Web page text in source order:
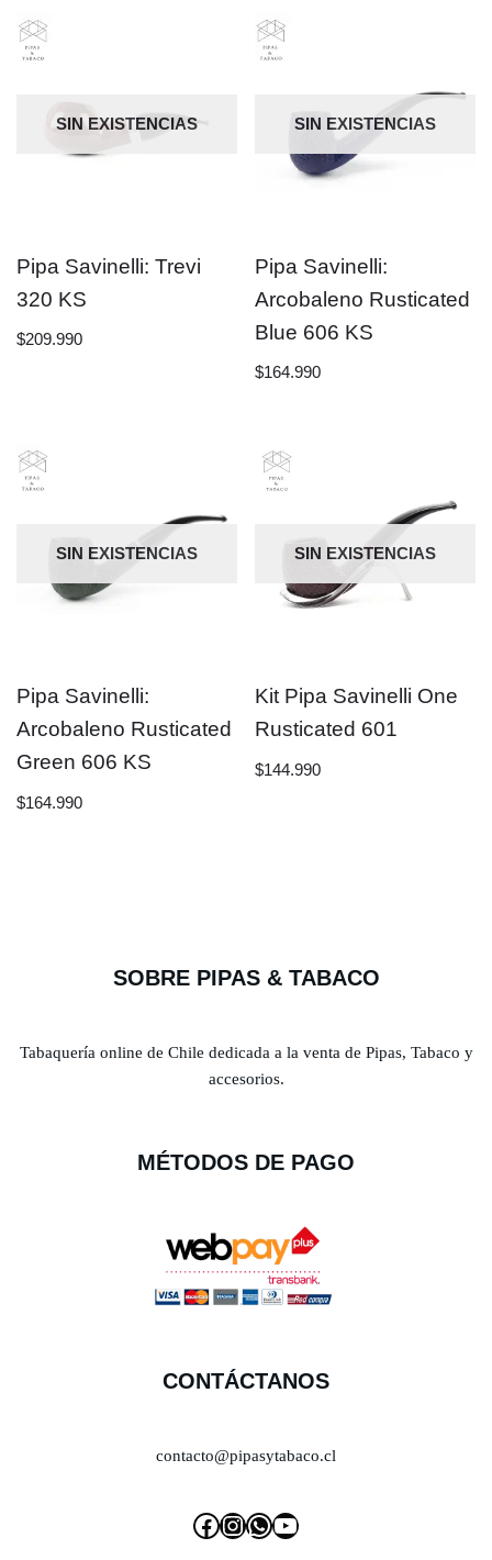
SIN EXISTENCIAS
Pipa Savinelli: Trevi
320 KS
$209.990
SIN EXISTENCIAS
Pipa Savinelli:
Arcobaleno Rusticated
Blue 606 KS
$164.990
SIN EXISTENCIAS
Pipa Savinelli:
Arcobaleno Rusticated
Green 606 KS
$164.990
SIN EXISTENCIAS
Kit Pipa Savinelli One
Rusticated 601
$144.990
SOBRE PIPAS & TABACO
Tabaquería online de Chile dedicada a la venta de Pipas, Tabaco y
accesorios.
MÉTODOS DE PAGO
CONTÁCTANOS
contacto@pipasytabaco.cl